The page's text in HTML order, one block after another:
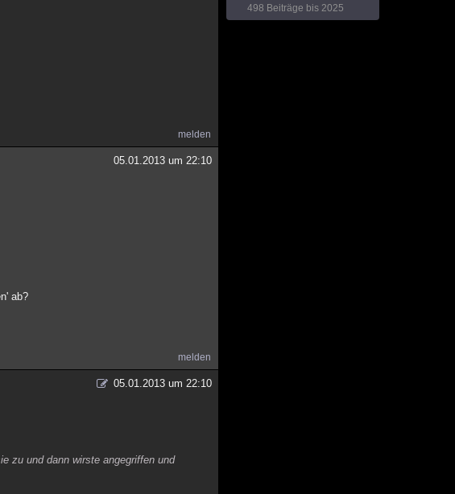
melden
05.01.2013 um 22:10
ab?
melden
05.01.2013 um 22:10
zu und dann wirste angegriffen und
498 Beiträge bis 2025